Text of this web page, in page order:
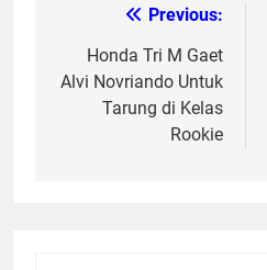
navigation
Previous:
Honda Tri M Gaet
Alvi Novriando Untuk
Tarung di Kelas
Rookie